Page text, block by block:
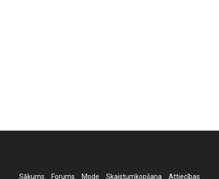
Sākums Forums Mode Skaistumkopšana Attiecības